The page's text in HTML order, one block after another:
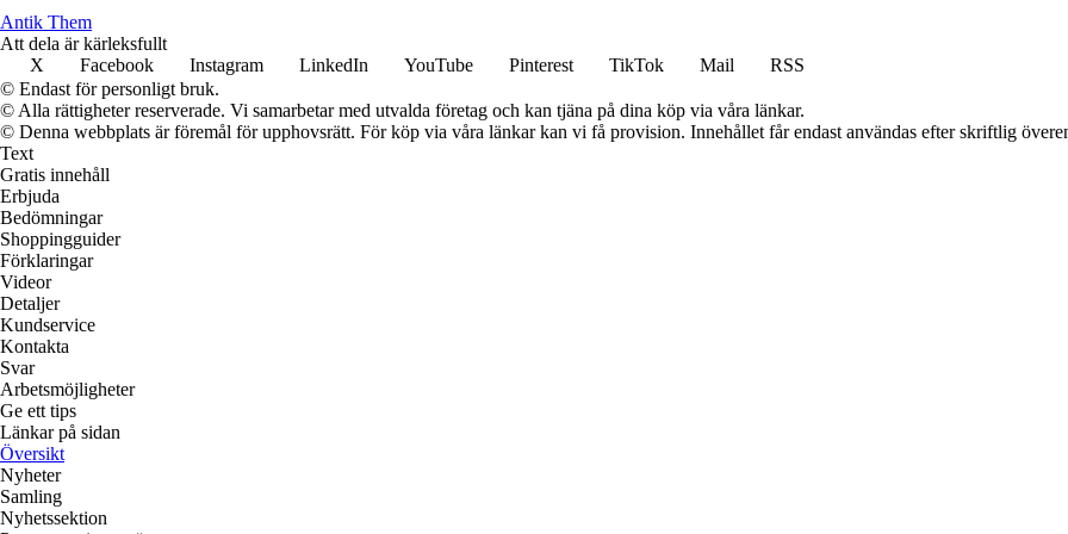
Antik Them
Att dela är kärleksfullt
X
Facebook Instagram LinkedIn YouTube Pinterest TikTok Mail
RSS
© Endast för personligt bruk.
© Alla rättigheter reserverade. Vi samarbetar med utvalda företag och kan tjäna på dina köp via våra länkar.
© Denna webbplats är föremål för upphovsrätt. För köp via våra länkar kan vi få provision. Innehållet får endast användas efter skriftlig
Text
Gratis innehåll
Erbjuda
Bedömningar
Shoppingguider
Förklaringar
Videor
Detaljer
Kundservice
Kontakta
Svar
Arbetsmöjligheter
Ge ett tips
Länkar på sidan
Översikt
Nyheter
Samling
Nyhetssektion